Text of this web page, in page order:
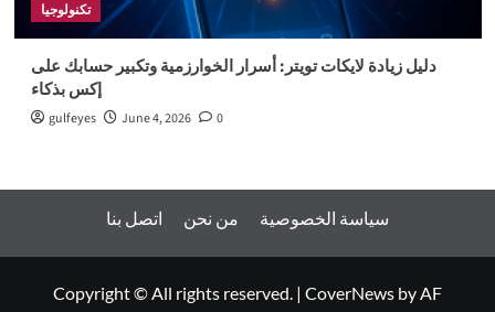
تكنولوجيا
دليل زيادة لايكات تويتر: أسرار الخوارزمية وتكبير حسابك على
إكس بذكاء
gulfeyes June 4, 2026 0
اتصل بنا من نحن سياسة الخصوصية
Copyright © All rights reserved. | CoverNews by AF